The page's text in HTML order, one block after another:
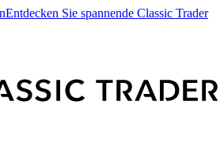
Entdecken Sie spannende Classic Trader